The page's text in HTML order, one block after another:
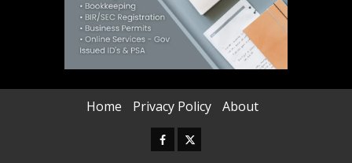
Home Privacy Policy About
Facebook
Twitter